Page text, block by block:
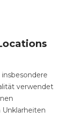
verwendet